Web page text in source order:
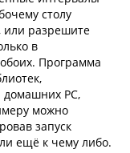
столу
или разрешите
в
Программа
PC,
можно
запуск
ещё к чему либо.